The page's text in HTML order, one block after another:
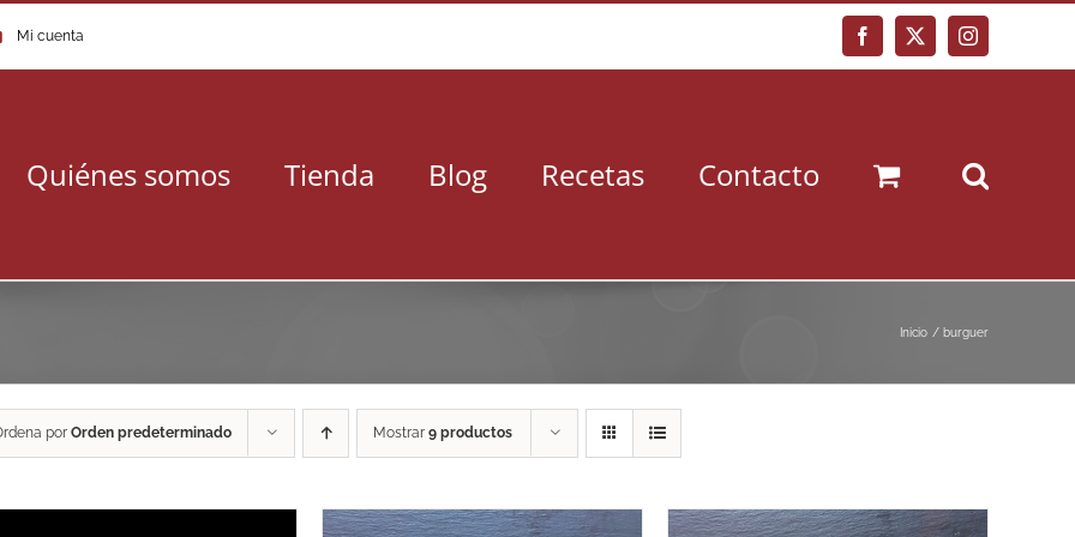
Mi cuenta Facebook
X Instagram
Quiénes somos Tienda Blog Recetas Contacto
Inicio burguer
por Orden predeterminado Mostrar 9 productos